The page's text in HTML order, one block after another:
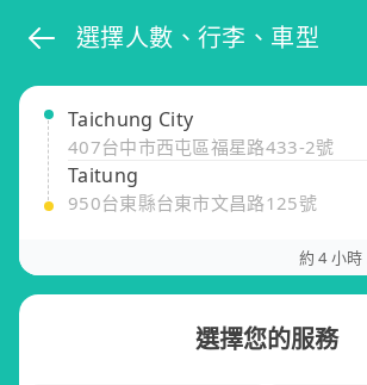
選擇人數、行李、車型
Taichung City
407台中市西屯區福星路433-2號
Taitung
950台東縣台東市文昌路125號
約 4 小
選擇您的服務